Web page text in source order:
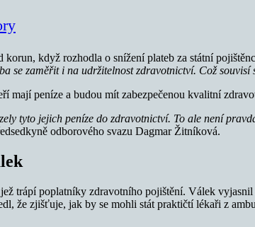
když rozhodla o snížení plateb za státní
se zaměřit i na udržitelnost zdravotnictví. Což souvisí
mají peníze a budou mít zabezpečenou kvalitní
tyto jejich peníze do zdravotnictví. To ale není
odborového svazu Dagmar Žitníková.
trápí poplatníky zdravotního pojištění. Válek
že zjišťuje, jak by se mohli stát praktičtí lékaři z